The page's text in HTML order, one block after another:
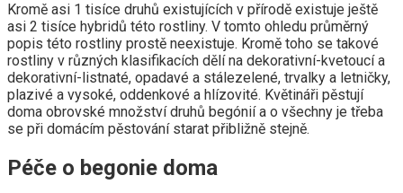
Kromě asi 1 tisíce druhů existujících v přírodě existuje ještě
asi 2 tisíce hybridů této rostliny. V tomto ohledu průměrný
popis této rostliny prostě neexistuje. Kromě toho se takové
rostliny v různých klasifikacích dělí na dekorativní-kvetoucí a
dekorativní-listnaté, opadavé a stálezelené, trvalky a letničky,
plazivé a vysoké, oddenkové a hlízovité. Květináři pěstují
doma obrovské množství druhů begónií a o všechny je třeba
se při domácím pěstování starat přibližně stejně.
Péče o begonie doma